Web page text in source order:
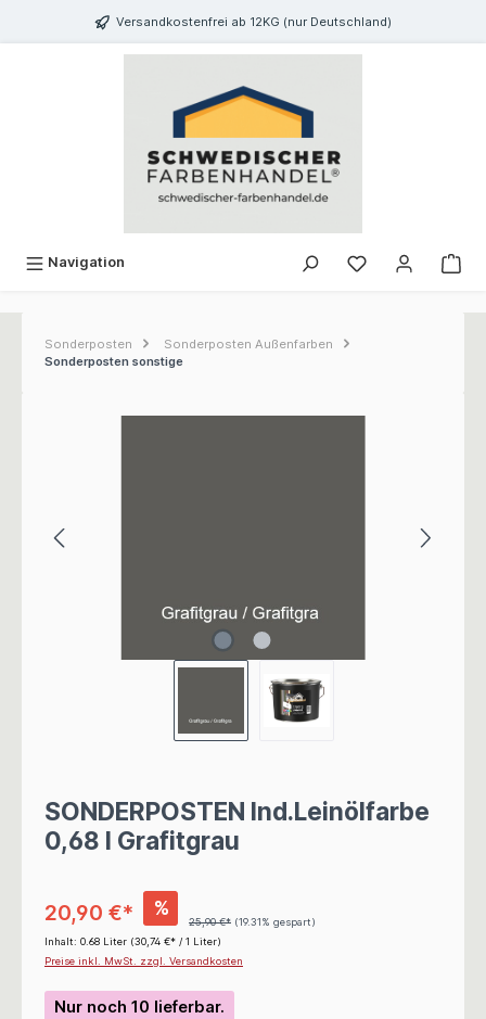
springen Versandkostenfrei ab 12KG (nur Deutschland)
Navigation
Sonderposten
Sonderposten Außenfarben
Sonderposten sonstige
SONDERPOSTEN Ind.Leinölfarbe
0,68 l Grafitgrau
20,90 €* %
25,90 €* (19.31% gespart)
Inhalt: 0.68 Liter (30,74 €* / 1 Liter)
Preise inkl. MwSt. zzgl. Versandkosten
Nur noch 10 lieferbar.